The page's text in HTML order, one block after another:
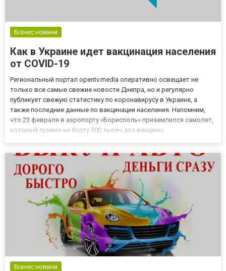
Бізнес новини
Как в Украине идет вакцинация населения
от COVID-19
Региональный портал opentv.media оперативно освещает не
только все самые свежие новости Днепра, но и регулярно
публикует свежую статистику по коронавирусу в Украине, а
также последние данные по вакцинации населения. Напомним,
что 23 февраля в аэропорту «Борисполь» приземлился самолет,
который привез на борту 500 тысяч доз вакцины
Бізнес новини